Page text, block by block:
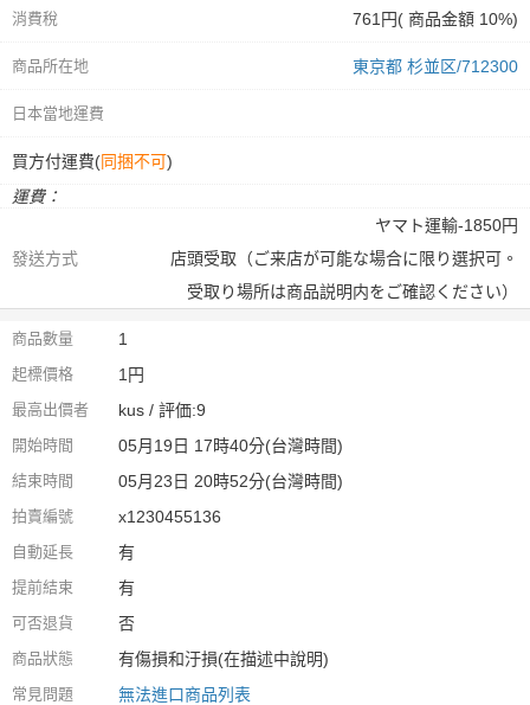
消費稅 761円( 商品金額 10%)
商品所在地 東京都 杉並区/712300
日本當地運費
買方付運費(同捆不可)
運費：
發送方式
ヤマト運輸-1850円
店頭受取（ご来店が可能な場合に限り選択可。
受取り場所は商品説明内をご確認ください）
商品數量 1
起標價格 1円
最高出價者 kus / 評価:9
開始時間 05月19日 17時40分(台灣時間)
結束時間 05月23日 20時52分(台灣時間)
拍賣編號 x1230455136
自動延長 有
提前結束 有
可否退貨 否
商品狀態 有傷損和汙損(在描述中說明)
常見問題
無法進口商品列表